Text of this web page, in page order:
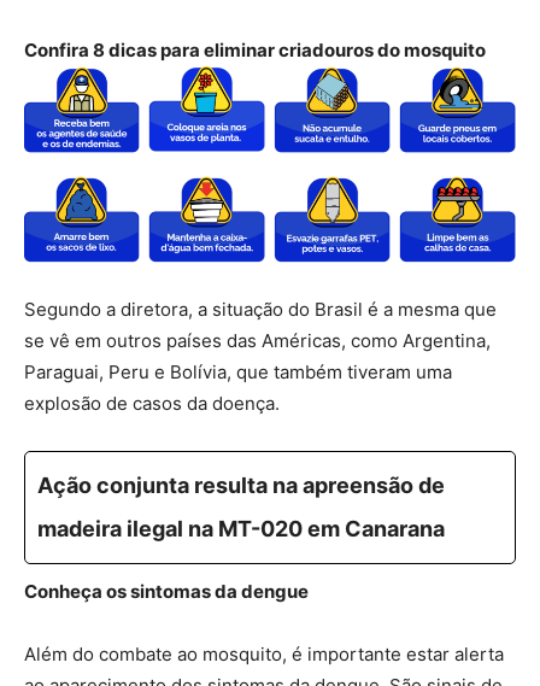
Confira 8 dicas para eliminar criadouros do mosquito
Segundo a diretora, a situação do Brasil é a mesma que
se vê em outros países das Américas, como Argentina,
Paraguai, Peru e Bolívia, que também tiveram uma
explosão de casos da doença.
Ação conjunta resulta na apreensão de
madeira ilegal na MT-020 em Canarana
Conheça os sintomas da dengue
Além do combate ao mosquito, é importante estar alerta